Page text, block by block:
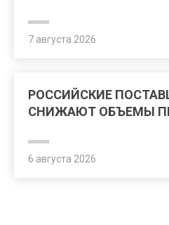
7 августа 2026
РОССИЙСКИЕ
СНИЖАЮТ ОБЪЕМЫ
6 августа 2026